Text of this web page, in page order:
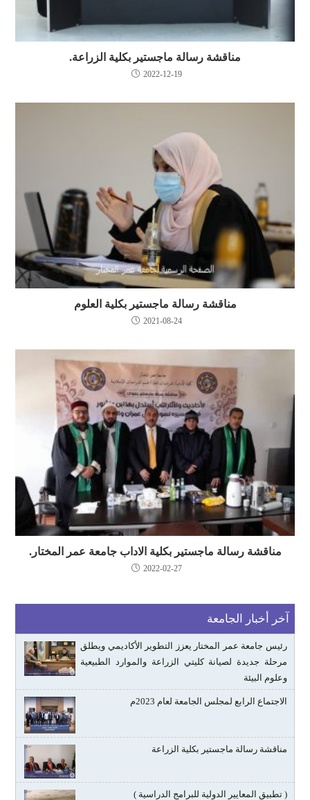
مناقشة رسالة ماجستير بكلية الزراعة.
2022-12-19
مناقشة رسالة ماجستير بكلية العلوم
2021-08-24
مناقشة رسالة ماجستير بكلية الاداب جامعة عمر المختار.
2022-02-27
آخر أخبار الجامعة
رئيس جامعة عمر المختار يعزز التطوير الأكاديمي ويطلق
مرحلة جديدة لصيانة كليتي الزراعة والموارد الطبيعية
وعلوم البيئة
الاجتماع الرابع لمجلس الجامعة لعام 2023م
مناقشة رسالة ماجستير بكلية الزراعة
( تطبيق المعايير الدولية للبرامج الدراسية )